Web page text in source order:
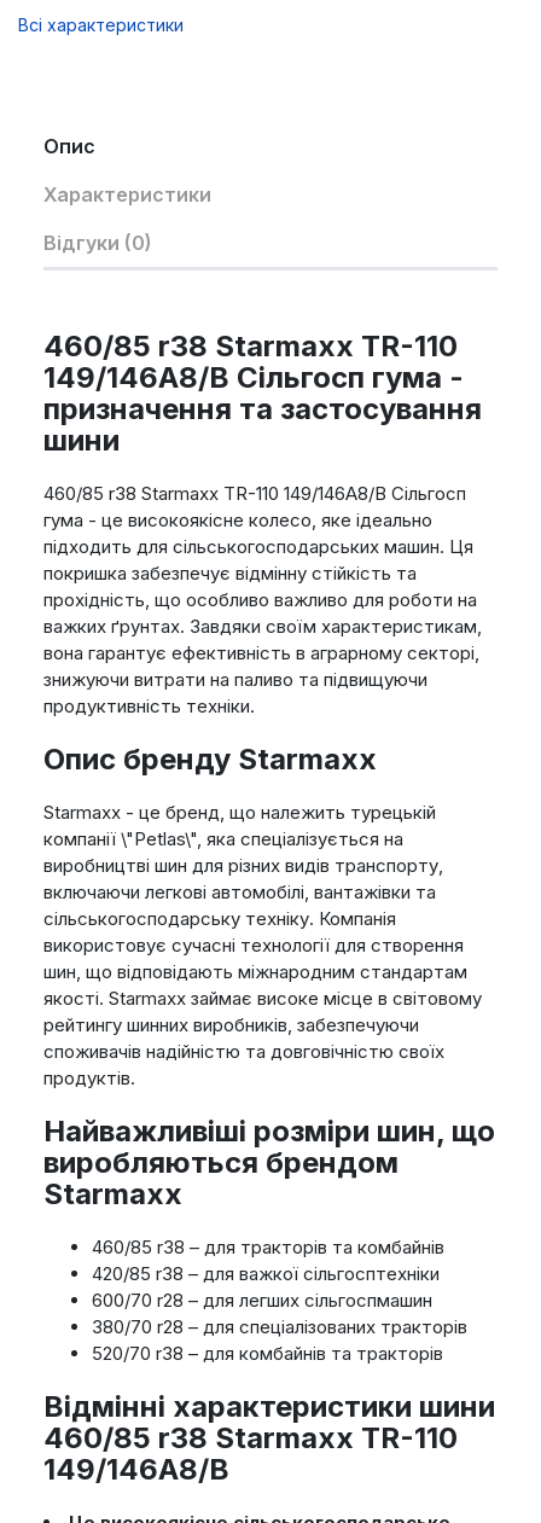
Всі характеристики
Опис
Характеристики
Відгуки (0)
460/85 r38 Starmaxx TR-110
149/146A8/B Сільгосп гума -
призначення та застосування
шини
460/85 r38 Starmaxx TR-110 149/146A8/B Сільгосп
гума - це високоякісне колесо, яке ідеально
підходить для сільськогосподарських машин. Ця
покришка забезпечує відмінну стійкість та
прохідність, що особливо важливо для роботи на
важких ґрунтах. Завдяки своїм характеристикам,
вона гарантує ефективність в аграрному секторі,
знижуючи витрати на паливо та підвищуючи
продуктивність техніки.
Опис бренду Starmaxx
Starmaxx - це бренд, що належить турецькій
компанії \"Petlas\", яка спеціалізується на
виробництві шин для різних видів транспорту,
включаючи легкові автомобілі, вантажівки та
сільськогосподарську техніку. Компанія
використовує сучасні технології для створення
шин, що відповідають міжнародним стандартам
якості. Starmaxx займає високе місце в світовому
рейтингу шинних виробників, забезпечуючи
споживачів надійністю та довговічністю своїх
продуктів.
Найважливіші розміри шин, що
виробляються брендом
Starmaxx
460/85 r38 – для тракторів та комбайнів
420/85 r38 – для важкої сільгосптехніки
600/70 r28 – для легших сільгоспмашин
380/70 r28 – для спеціалізованих тракторів
520/70 r38 – для комбайнів та тракторів
Відмінні характеристики шини
460/85 r38 Starmaxx TR-110
149/146A8/B